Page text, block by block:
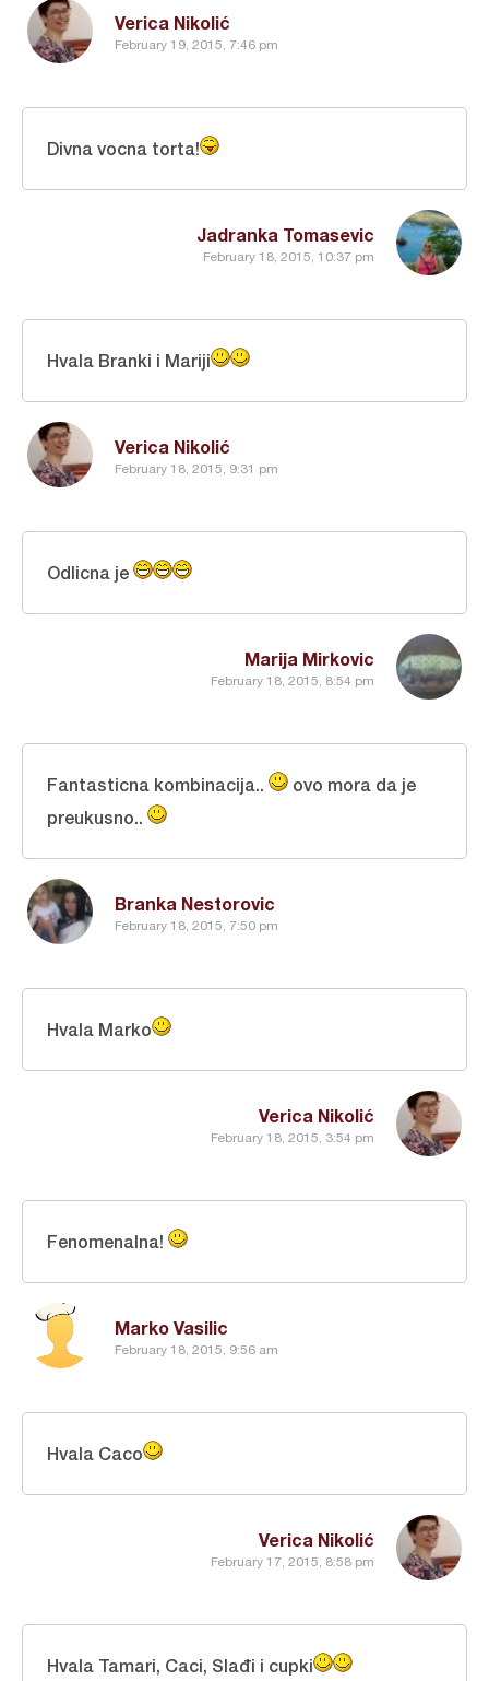
Verica Nikolić
February 19, 2015, 7:46 pm
Jadranka Tomasevic
February 18, 2015, 10:37 pm
Divna vocna torta!
Verica Nikolić
February 18, 2015, 9:31 pm
Hvala Branki i Mariji
Marija Mirkovic
February 18, 2015, 8:54 pm
Odlicna je
Branka Nestorovic
February 18, 2015, 7:50 pm
Fantasticna kombinacija..
ovo mora da je
preukusno..
Verica Nikolić
February 18, 2015, 3:54 pm
Hvala Marko
Marko Vasilic
February 18, 2015, 9:56 am
Fenomenalna!
Verica Nikolić
February 17, 2015, 8:58 pm
Hvala Caco
Hvala Tamari, Caci, Slađi i cupki